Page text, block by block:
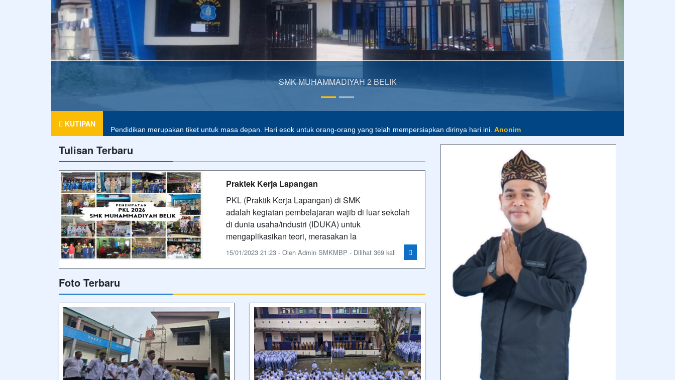
15/01/2023 21:23 - Oleh Admin SMKMBP - Dilihat 369 kali
Foto Terbaru
Apel Pagi
Merupakan kegiatan rutin di pagi hari
sebelum dilaksanakannya Kegiatan
Pembelajaran Di SMK Muhammadiyah
Belik
Upacara Bendera 5 Jan 2026
Upacara Bendera Hari Pertama Masuk
Semester genap 2025/2026
Video Terbaru
MOCH. SHOLEH, S.PD.I., M.PD.
- Kepala Sekolah -
Assalamu’alaikum warahmatullahi
wabarakatuh. Puji syukur ke hadirat Allah
SWT atas segala limpahan rahmat dan
karunia-Nya. Dengan penuh rasa syukur,
kami…
SELENGKAPNYA
SMK MBP Unggul, Berkemajuan dan
Mendunia